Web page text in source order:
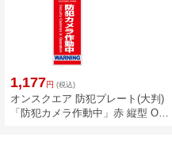
1,177円 (税込)
オンスクエア 防犯プレート(大判)
「防犯カメラ作動中」赤 縦型 OS-